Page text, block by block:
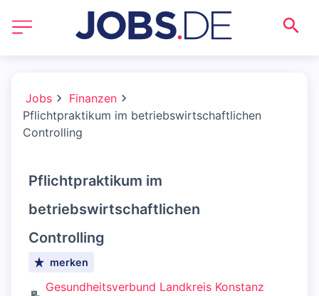
Jobs
Finanzen
Pflichtpraktikum im betriebswirtschaftlichen
Controlling
Pflichtpraktikum im
betriebswirtschaftlichen
Controlling
merken
Gesundheitsverbund Landkreis Konstanz